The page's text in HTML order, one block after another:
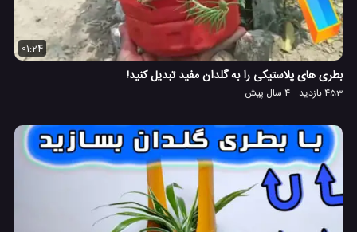
01:24
بطری های پلاستیکی را به گلدان مفید تبدیل کنید!
453 بازدید 4 سال پیش